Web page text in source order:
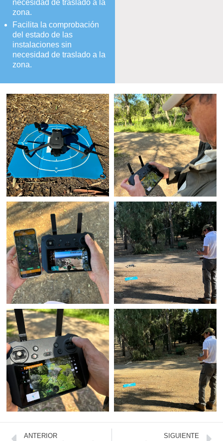
necesidad de traslado a la
zona.
Facilita la comprobación
del estado de las
instalaciones sin
necesidad de traslado a la
zona.
ANTERIOR SIGUIENTE